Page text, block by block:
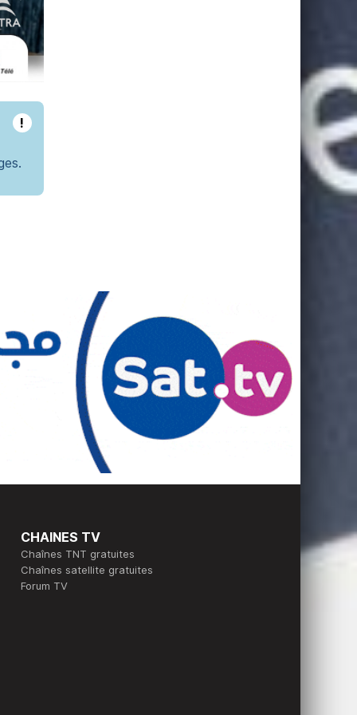
!
CHAINES TV
Chaînes TNT gratuites
Chaînes satellite gratuites
Forum TV